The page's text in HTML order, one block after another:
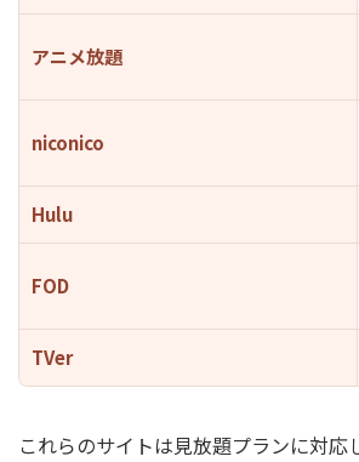
アニメ放題
niconico
Hulu
FOD
TVer
これらのサイトは見放題プランに対応